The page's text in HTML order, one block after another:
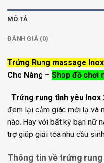
MÔ TẢ
ĐÁNH GIÁ (0)
Trứng Rung massage Inox
Cho Nàng – Shop đồ chơi
Trứng rung tình yêu Inox
đem lại cảm giác mới lạ và
nào. Hay với bất kỳ bạn nữ
trợ giúp giải tỏa nhu cầu
Thông tin về trứng